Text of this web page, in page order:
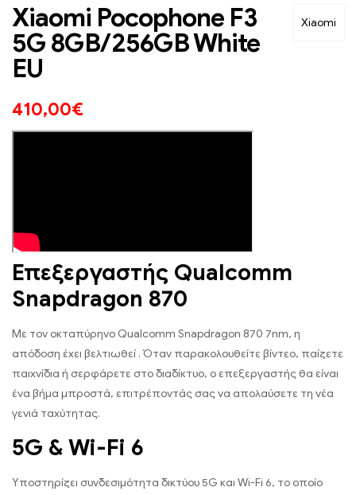
Xiaomi
Xiaomi Pocophone F3
5G 8GB/256GB White
EU
410,00€
Επεξεργαστής Qualcomm
Snapdragon 870
Με τον οκταπύρηνο Qualcomm Snapdragon 870 7nm, η
απόδοση έχει βελτιωθεί . Όταν παρακολουθείτε βίντεο, παίζετε
παιχνίδια ή σερφάρετε στο διαδίκτυο, ο επεξεργαστής θα είναι
ένα βήμα μπροστά, επιτρέποντάς σας να απολαύσετε τη νέα
γενιά ταχύτητας.
5G & Wi-Fi 6
Υποστηρίζει συνδεσιμότητα δικτύου 5G και Wi-Fi 6, το οποίο